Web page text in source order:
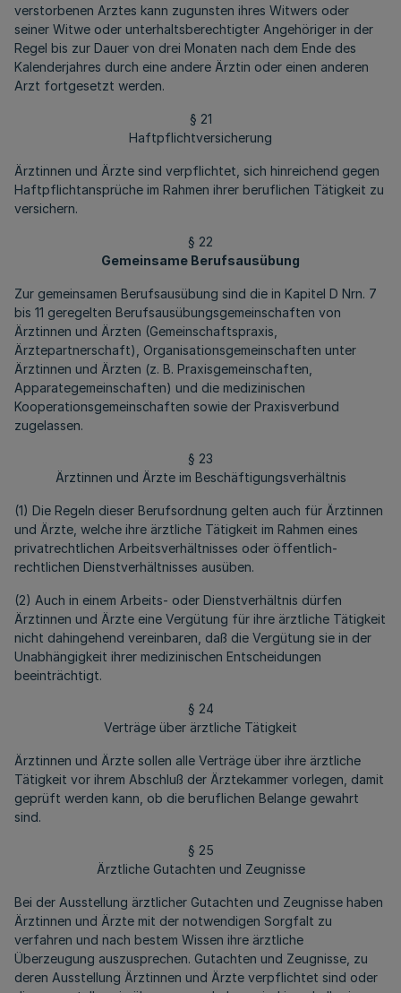
verstorbenen Arztes kann zugunsten ihres Witwers oder
seiner Witwe oder unterhaltsberechtigter Angehöriger in der
Regel bis zur Dauer von drei Monaten nach dem Ende des
Kalenderjahres durch eine andere Ärztin oder einen anderen
Arzt fortgesetzt werden.
§ 21
Haftpflichtversicherung
Ärztinnen und Ärzte sind verpflichtet, sich hinreichend gegen
Haftpflichtansprüche im Rahmen ihrer beruflichen Tätigkeit zu
versichern.
§ 22
Gemeinsame Berufsausübung
Zur gemeinsamen Berufsausübung sind die in Kapitel D Nrn. 7
bis 11 geregelten Berufsausübungsgemeinschaften von
Ärztinnen und Ärzten (Gemeinschaftspraxis,
Ärztepartnerschaft), Organisationsgemeinschaften unter
Ärztinnen und Ärzten (z. B. Praxisgemeinschaften,
Apparategemeinschaften) und die medizinischen
Kooperationsgemeinschaften sowie der Praxisverbund
zugelassen.
§ 23
Ärztinnen und Ärzte im Beschäftigungsverhältnis
(1) Die Regeln dieser Berufsordnung gelten auch für Ärztinnen
und Ärzte, welche ihre ärztliche Tätigkeit im Rahmen eines
privatrechtlichen Arbeitsverhältnisses oder öffentlich-
rechtlichen Dienstverhältnisses ausüben.
(2) Auch in einem Arbeits- oder Dienstverhältnis dürfen
Ärztinnen und Ärzte eine Vergütung für ihre ärztliche Tätigkeit
nicht dahingehend vereinbaren, daß die Vergütung sie in der
Unabhängigkeit ihrer medizinischen Entscheidungen
beeinträchtigt.
§ 24
Verträge über ärztliche Tätigkeit
Ärztinnen und Ärzte sollen alle Verträge über ihre ärztliche
Tätigkeit vor ihrem Abschluß der Ärztekammer vorlegen, damit
geprüft werden kann, ob die beruflichen Belange gewahrt
sind.
§ 25
Ärztliche Gutachten und Zeugnisse
Bei der Ausstellung ärztlicher Gutachten und Zeugnisse haben
Ärztinnen und Ärzte mit der notwendigen Sorgfalt zu
verfahren und nach bestem Wissen ihre ärztliche
Überzeugung auszusprechen. Gutachten und Zeugnisse, zu
deren Ausstellung Ärztinnen und Ärzte verpflichtet sind oder